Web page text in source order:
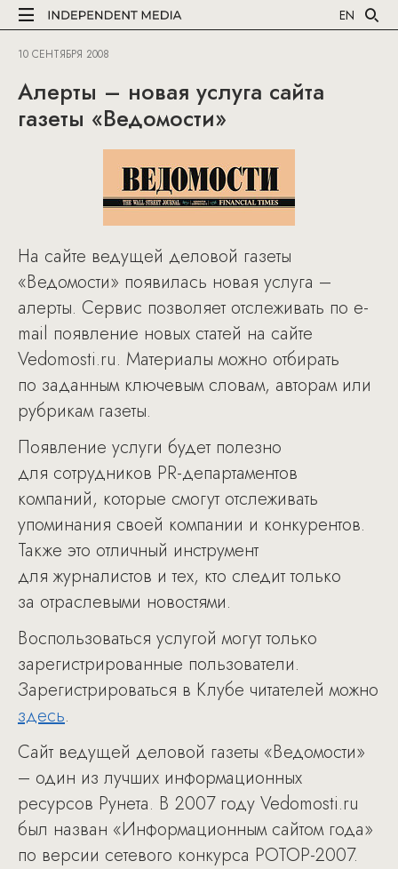
EN
10 СЕНТЯБРЯ 2008
Алерты – новая услуга сайта
газеты «Ведомости»
На сайте ведущей деловой газеты
«Ведомости» появилась новая услуга –
алерты. Сервис позволяет отслеживать по e-
mail появление новых статей на сайте
Vedomosti.ru. Материалы можно отбирать
по заданным ключевым словам, авторам или
рубрикам газеты.
Появление услуги будет полезно
для сотрудников PR-департаментов
компаний, которые смогут отслеживать
упоминания своей компании и конкурентов.
Также это отличный инструмент
для журналистов и тех, кто следит только
за отраслевыми новостями.
Воспользоваться услугой могут только
зарегистрированные пользователи.
Зарегистрироваться в Клубе читателей можно
здесь.
Сайт ведущей деловой газеты «Ведомости»
– один из лучших информационных
ресурсов Рунета. В 2007 году Vedomosti.ru
был назван «Информационным сайтом года»
по версии сетевого конкурса РОТОР-2007.